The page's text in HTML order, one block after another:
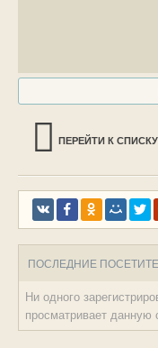
ПЕРЕЙТИ К
ПОСЛЕДНИЕ
Ни одного
просматривает данную